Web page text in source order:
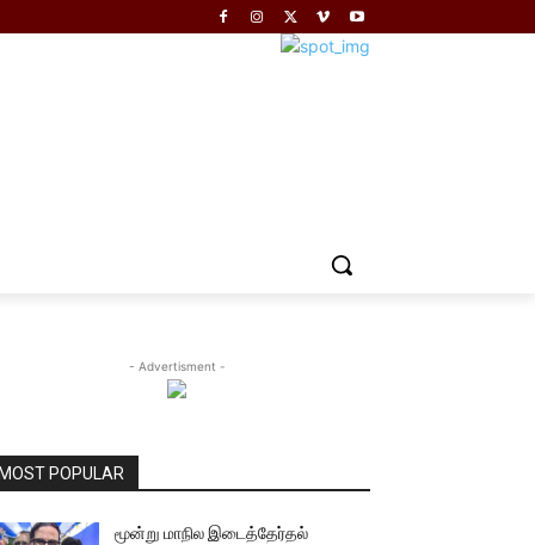
- Advertisment -
MOST POPULAR
மூன்று மாநில இடைத்தேர்தல்